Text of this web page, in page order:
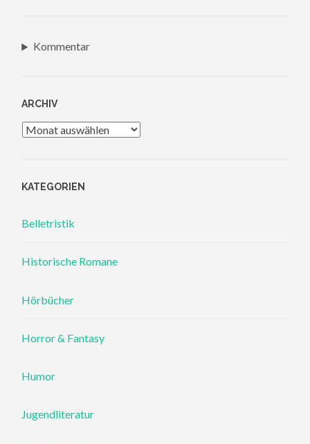
Kommentar
ARCHIV
Archiv
KATEGORIEN
Belletristik
Historische Romane
Hörbücher
Horror & Fantasy
Humor
Jugendliteratur